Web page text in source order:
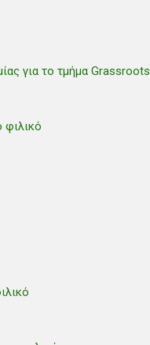
για το τμήμα Grassroots